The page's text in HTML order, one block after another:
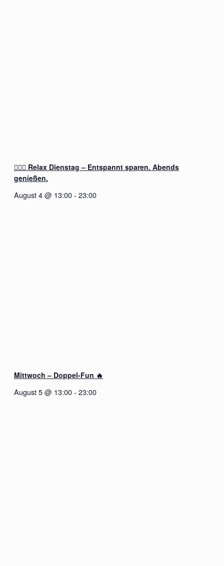
🧖‍♂️✨ Relax Dienstag – Entspannt sparen. Abends
genießen.
August 4 @ 13:00- 23:00
Mittwoch – Doppel-Fun 🔥
August 5 @ 13:00- 23:00